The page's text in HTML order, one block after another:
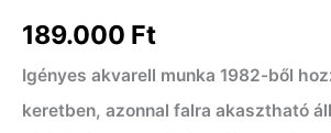
189.000 Ft
Igényes akvarell munka 1982-ből
keretben, azonnal falra akasztható